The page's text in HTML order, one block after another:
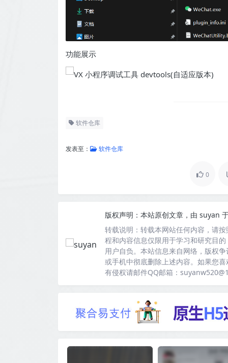
功能展示
软件仓库
发表至： 软件仓库
0
版权声明： 本站原创文章，由 suyan
转载说明： 转载本网站任何内容，请
程和内容信息仅限用于学习和研究目
用户自负。本站信息来自网络，版权
或手机中彻底删除上述内容。如果您
有侵权请邮件QQ邮箱：